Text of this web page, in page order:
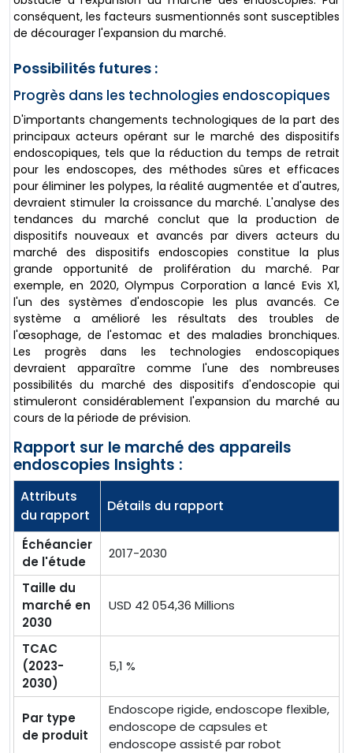
conséquent, les facteurs susmentionnés sont susceptibles
de décourager l'expansion du marché.
Possibilités futures :
Progrès dans les technologies endoscopiques
D'importants changements technologiques de la part des
principaux acteurs opérant sur le marché des dispositifs
endoscopiques, tels que la réduction du temps de retrait
pour les endoscopes, des méthodes sûres et efficaces
pour éliminer les polypes, la réalité augmentée et d'autres,
devraient stimuler la croissance du marché. L'analyse des
tendances du marché conclut que la production de
dispositifs nouveaux et avancés par divers acteurs du
marché des dispositifs endoscopies constitue la plus
grande opportunité de prolifération du marché. Par
exemple, en 2020, Olympus Corporation a lancé Evis X1,
l'un des systèmes d'endoscopie les plus avancés. Ce
système a amélioré les résultats des troubles de
l'œsophage, de l'estomac et des maladies bronchiques.
Les progrès dans les technologies endoscopiques
devraient apparaître comme l'une des nombreuses
possibilités du marché des dispositifs d'endoscopie qui
stimuleront considérablement l'expansion du marché au
cours de la période de prévision.
Rapport sur le marché des appareils
endoscopies Insights :
Attributs
du rapport
Détails du rapport
Échéancier
de l'étude
2017-2030
Taille du
marché en
2030
USD 42 054,36 Millions
TCAC
(2023-
2030)
5,1 %
Par type
de produit
Endoscope rigide, endoscope flexible,
endoscope de capsules et
endoscope assisté par robot